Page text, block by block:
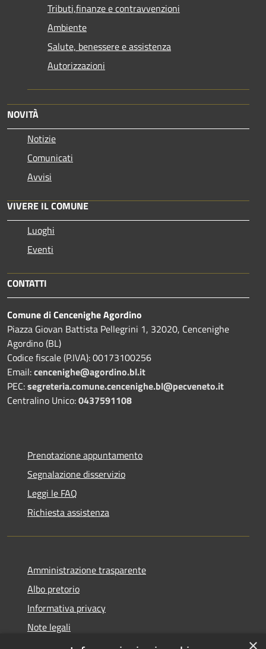
Tributi,finanze e contravvenzioni
Ambiente
Salute, benessere e assistenza
Autorizzazioni
NOVITÀ
Notizie
Comunicati
Avvisi
VIVERE IL COMUNE
Luoghi
Eventi
CONTATTI
Comune di Cencenighe Agordino
Piazza Giovan Battista Pellegrini 1, 32020, Cencenighe
Agordino (BL)
Codice fiscale (P.IVA): 00173100256
Email:cencenighe@agordino.bl.it
PEC:segreteria.comune.cencenighe.bl@pecveneto.it
Centralino Unico:0437591108
Prenotazione appuntamento
Segnalazione disservizio
Leggi le FAQ
Richiesta assistenza
Amministrazione trasparente
Albo pretorio
Informativa privacy
Note legali
Dichiarazione di accessibilità